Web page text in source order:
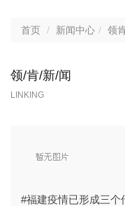
首页 新闻中心 领
领/肯/新/闻
LINKING
#福建疫情已形成三个